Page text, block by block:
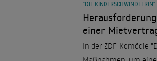
einen
In der ZDF-Komödie
"DIE KINDERSCHWINDLERIN"